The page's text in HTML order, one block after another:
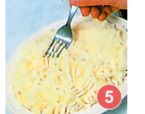
Котлеты из
говядины с
сыром
Котлеты из
свинины
«Мэриленд»